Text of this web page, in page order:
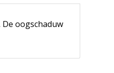
oogschaduw